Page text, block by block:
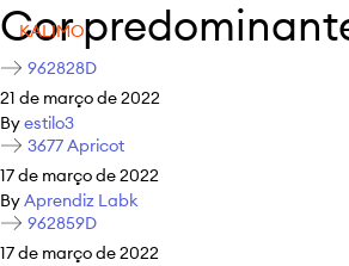
KALIMO
Cor
962828D
21 de março de 2022
Byestilo3
3677 Apricot
17 de março de 2022
ByAprendiz Labk
962859D
17 de março de 2022